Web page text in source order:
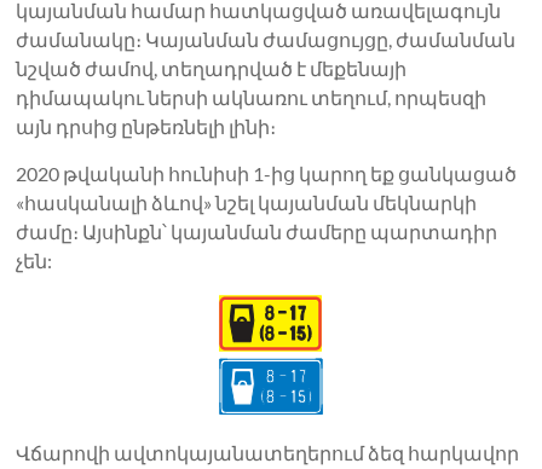
կայանման համար հատկացված առավելագույն
ժամանակը։ Կայանման ժամացույցը, ժամանման
նշված ժամով, տեղադրված է մեքենայի
դիմապակու ներսի ակնառու տեղում, որպեսզի
այն դրսից ընթեռնելի լինի։
2020 թվականի հունիսի 1-ից կարող եք ցանկացած
«հասկանալի ձևով» նշել կայանման մեկնարկի
ժամը։ Այսինքն՝ կայանման ժամերը պարտադիր
չեն:
Վճարովի ավտոկայանատեղերում ձեզ հարկավոր